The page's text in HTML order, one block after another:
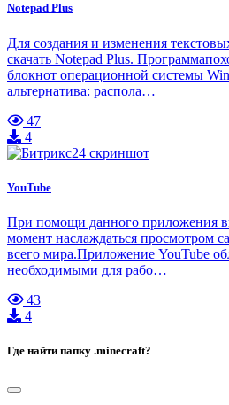
Notepad Plus
Для создания и изменения
скачать Notepad Plus.
блокнот операционной системы
альтернатива: распола…
47
4
YouTube
При помощи данного приложения
момент наслаждаться просмотром
всего мира.Приложение YouTube
необходимыми для рабо…
43
4
Где найти папку .minecraft?